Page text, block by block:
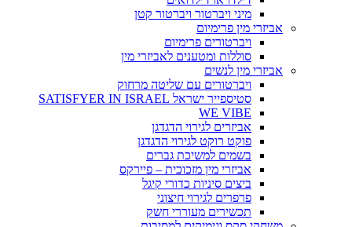
מיני ויברטור ויברטור קטן
אביזרי מין פרימיום
ויברטורים פרימיום
סוללות ומטענים לאביזרי מין
אביזרי מין לנשים
ויברטורים עם שליטה מרחוק
סטיספייר ישראל SATISFYER IN ISRAEL
WE VIBE
אביזרים לגירוי הדגדגן
פוקט רוקט לגירוי הדגדגן
בשמים למשיכת גברים
אביזרי מין מזכוכית – פיירקס
ביצים סיניות כדורי קיגל
פרפרים לגירוי חיצוני
תכשירים מעוררי חשק